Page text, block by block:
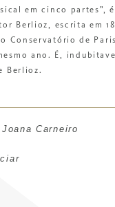
em cinco partes”,
Berlioz, escrita em
Conservatório de
ano. É,
Berlioz.
Joana Carneiro